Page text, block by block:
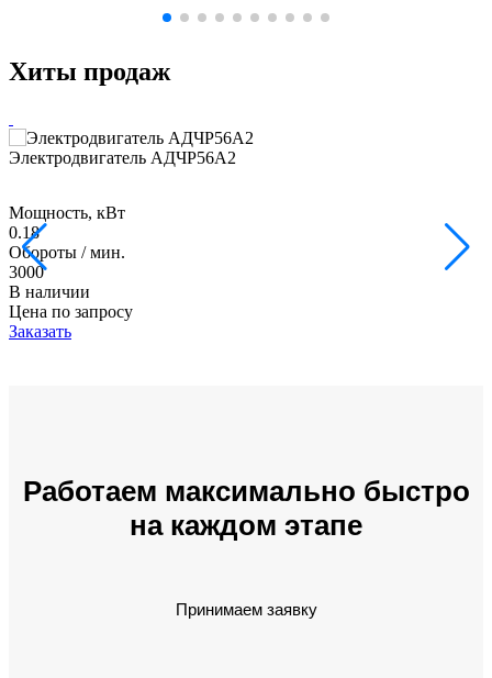
Хиты продаж
Электродвигатель АДЧР56А2
Мощность, кВт
0.18
Обороты / мин.
3000
В наличии
Цена по запросу
Заказать
Работаем максимально быстро
на каждом этапе
Принимаем заявку